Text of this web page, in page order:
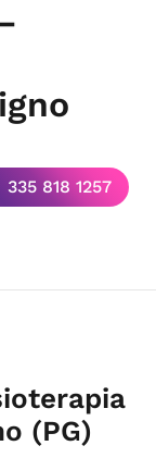
335 818 1257
(PG)